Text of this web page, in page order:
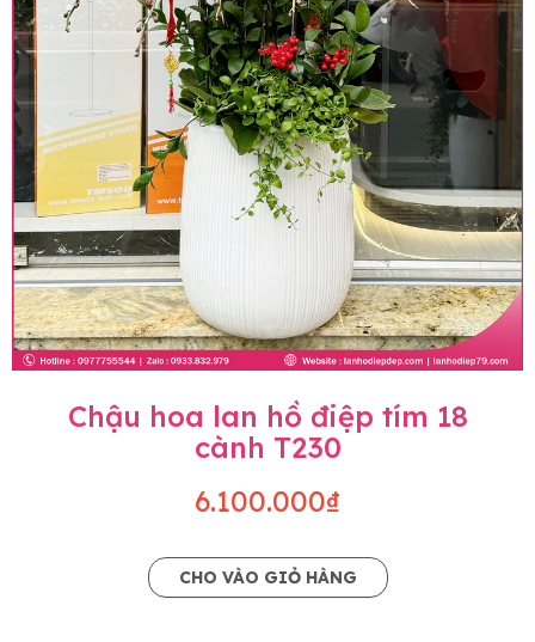
Chậu hoa lan hồ điệp tím 18
cành T230
6.100.000₫
CHO VÀO GIỎ HÀNG